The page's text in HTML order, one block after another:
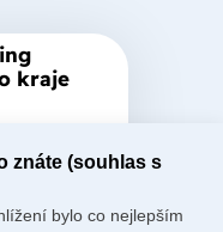
kraje
znáte (souhlas s
bylo co nejlepším